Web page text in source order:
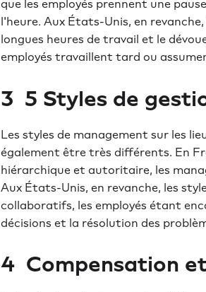
que les employés prennent une
l'heure. Aux États-Unis, en
longues heures de travail et le
employés travaillent tard ou
3 ️ 5 Styles de
Les styles de management sur les
également être très différents. En
hiérarchique et autoritaire, les
Aux États-Unis, en revanche, les
collaboratifs, les employés étant
décisions et la résolution des
4 ️ Compensation